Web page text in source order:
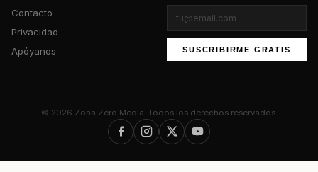
Contacto
Privacidad
Apóyanos
SUSCRIBIRME GRATIS
© 2026 Zona Zero Media. Todos los derechos reservados.